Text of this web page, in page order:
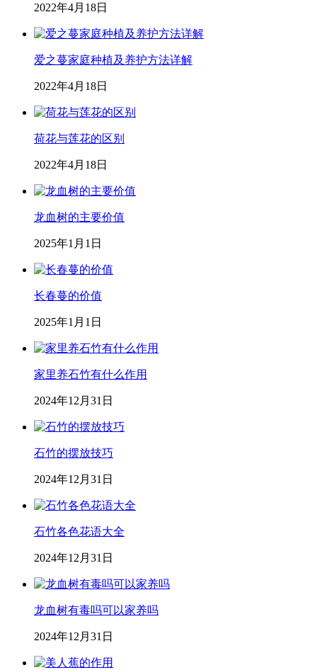
2022年4月18日
爱之蔓家庭种植及养护方法详解
2022年4月18日
荷花与莲花的区别
2022年4月18日
龙血树的主要价值
2025年1月1日
长春蔓的价值
2025年1月1日
家里养石竹有什么作用
2024年12月31日
石竹的摆放技巧
2024年12月31日
石竹各色花语大全
2024年12月31日
龙血树有毒吗可以家养吗
2024年12月31日